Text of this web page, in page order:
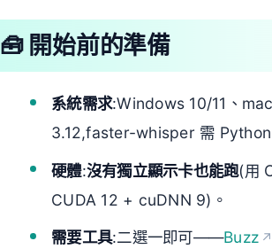
🧰 開始前的準備
系統需求:Windows 10/11、
3.12,faster-whisper 需 Python
硬體:沒有獨立顯示卡也能跑(用
CUDA 12 + cuDNN 9)。
需要工具:二選一即可——Buzz